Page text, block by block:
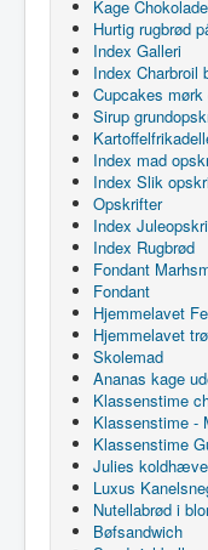
Kage
Hurtig rugbrød
Index Galleri
Index Charbroil
Cupcakes mørk
Sirup
Index mad
Index Slik
Opskrifter
Index
Index Rugbrød
Fondant
Fondant
Hjemmelavet
Hjemmelavet
Skolemad
Ananas kage
Klassenstime
Klassenstime -
Klassenstime
Julies
Luxus
Nutellabrød i
Bøfsandwich